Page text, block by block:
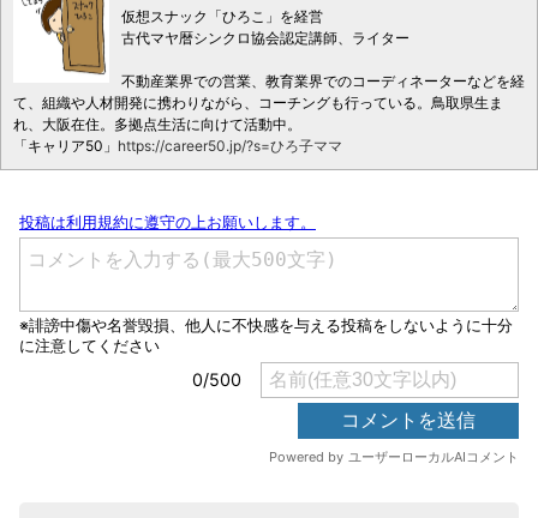
仮想スナック「ひろこ」を経営
古代マヤ暦シンクロ協会認定講師、ライター
不動産業界での営業、教育業界でのコーディネーターなどを経
て、組織や人材開発に携わりながら、コーチングも行っている。鳥取県生ま
れ、大阪在住。多拠点生活に向けて活動中。
「キャリア50」 https://career50.jp/?s=ひろ子ママ